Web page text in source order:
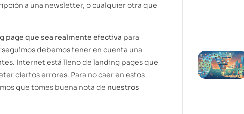
a una newsletter, o cualquier otra que
page que sea realmente efectiva para
debemos tener en cuenta una
Internet está lleno de landing pages que
ciertos errores. Para no caer en estos
que tomes buena nota de nuestros